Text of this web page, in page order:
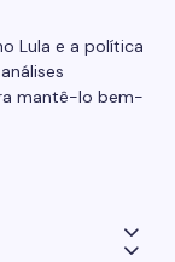
Lula e a política
mantê-lo bem-